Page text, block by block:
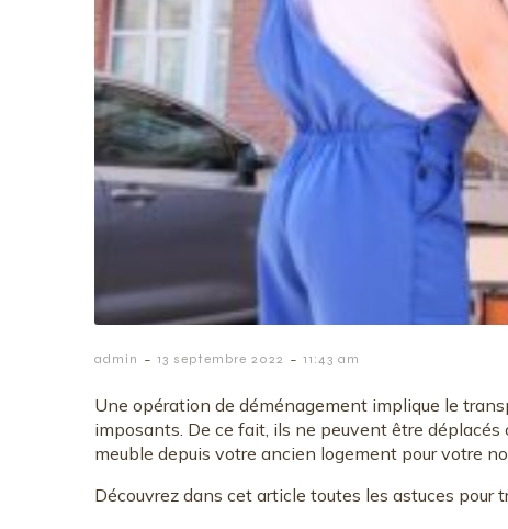
admin - 13 septembre 2022 - 11:43 am
Une opération de déménagement implique le
imposants. De ce fait, ils ne peuvent être
meuble depuis votre ancien logement pour votre
Découvrez dans cet article toutes les astuces pour